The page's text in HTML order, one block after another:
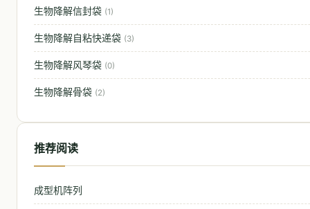
生物降解信封袋 (1)
生物降解自粘快递袋 (3)
生物降解风琴袋 (0)
生物降解骨袋 (2)
推荐阅读
成型机阵列